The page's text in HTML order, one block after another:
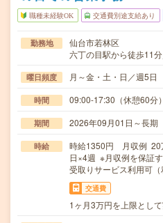
職種未経験OK 交通費別途支給あり
勤務地
仙台市若林区
六丁の目駅から徒歩11
曜日頻度 月～金・土・日／週5日
時間 09:00-17:30（休憩60分
期間 2026年09月01日～長
時給
時給1350円 月収例 20
日×4週 ※月収例を保証
受取りサービス利用可（
交通費
1ヶ月3万円を上限とし